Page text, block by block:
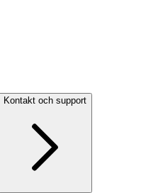
Kontakt och support